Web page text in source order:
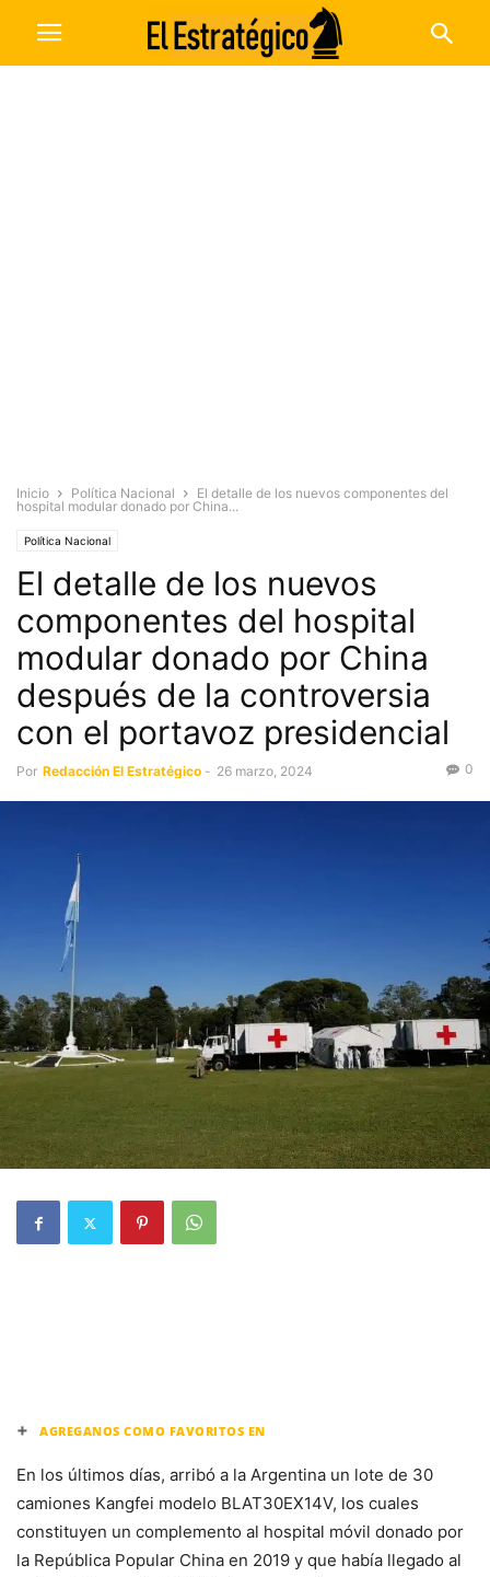
Inicio Política Nacional
El detalle de los nuevos componentes del
hospital modular donado por China...
Política Nacional
El detalle de los nuevos
componentes del hospital
modular donado por China
después de la controversia
con el portavoz presidencial
Por Redacción El Estratégico - 26 marzo, 2024 0
+ AGREGANOS COMO FAVORITOS EN
En los últimos días, arribó a la Argentina un lote de 30
camiones Kangfei modelo BLAT30EX14V, los cuales
constituyen un complemento al hospital móvil donado por
la República Popular China en 2019 y que había llegado al